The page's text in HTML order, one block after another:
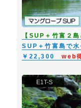
供されたと認識した場合
申し出なければなりませ
11．旅行代金・旅行条件
2025年10月1日現在の有
12．個人情報の取扱につ
お申込頂いた旅行におい
内、または当社の旅行契
囲で利用させていただく
【SUP＋竹富２島
SUP＋竹富島で
￥22,300web
E1T-S